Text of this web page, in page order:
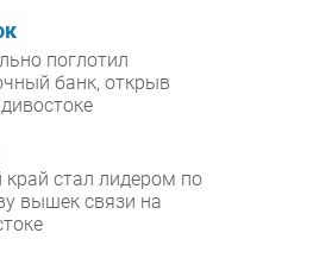
поглотил
банк, открыв
край стал лидером по
вышек связи на